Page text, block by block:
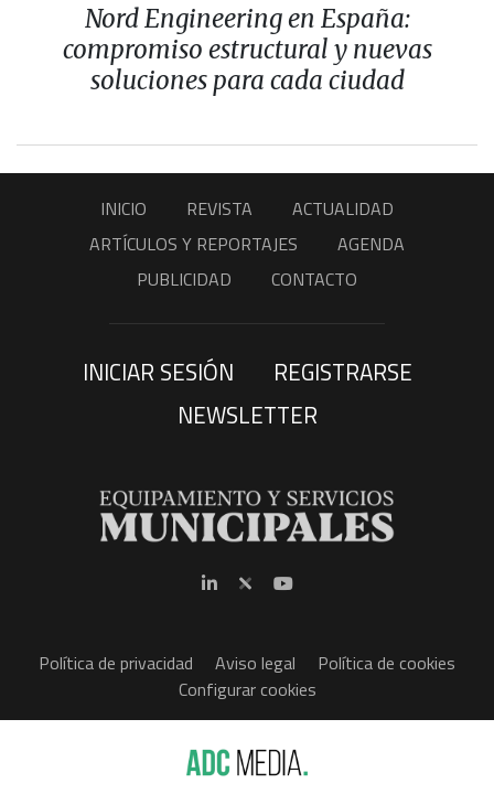
Nord Engineering en España:
compromiso estructural y nuevas
soluciones para cada ciudad
INICIO REVISTA
ACTUALIDAD
ARTÍCULOS Y REPORTAJES
AGENDA
PUBLICIDAD
CONTACTO
INICIAR SESIÓN
REGISTRARSE
NEWSLETTER
Política de privacidad Aviso legal
Política de cookies
Configurar cookies